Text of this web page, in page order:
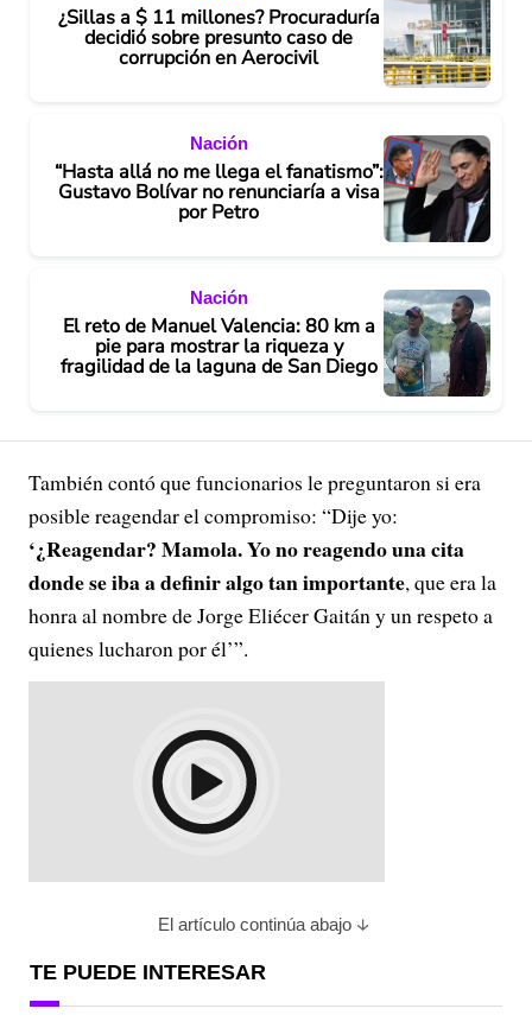
¿Sillas a $ 11 millones? Procuraduría
decidió sobre presunto caso de
corrupción en Aerocivil
Nación
“Hasta allá no me llega el fanatismo”:
Gustavo Bolívar no renunciaría a visa
por Petro
Nación
El reto de Manuel Valencia: 80 km a
pie para mostrar la riqueza y
fragilidad de la laguna de San Diego
También contó que funcionarios le preguntaron si era
posible reagendar el compromiso: “Dije yo:
‘¿Reagendar? Mamola. Yo no reagendo una cita
donde se iba a definir algo tan importante, que era la
honra al nombre de Jorge Eliécer Gaitán y un respeto a
quienes lucharon por él’”.
El artículo continúa abajo
TE PUEDE INTERESAR